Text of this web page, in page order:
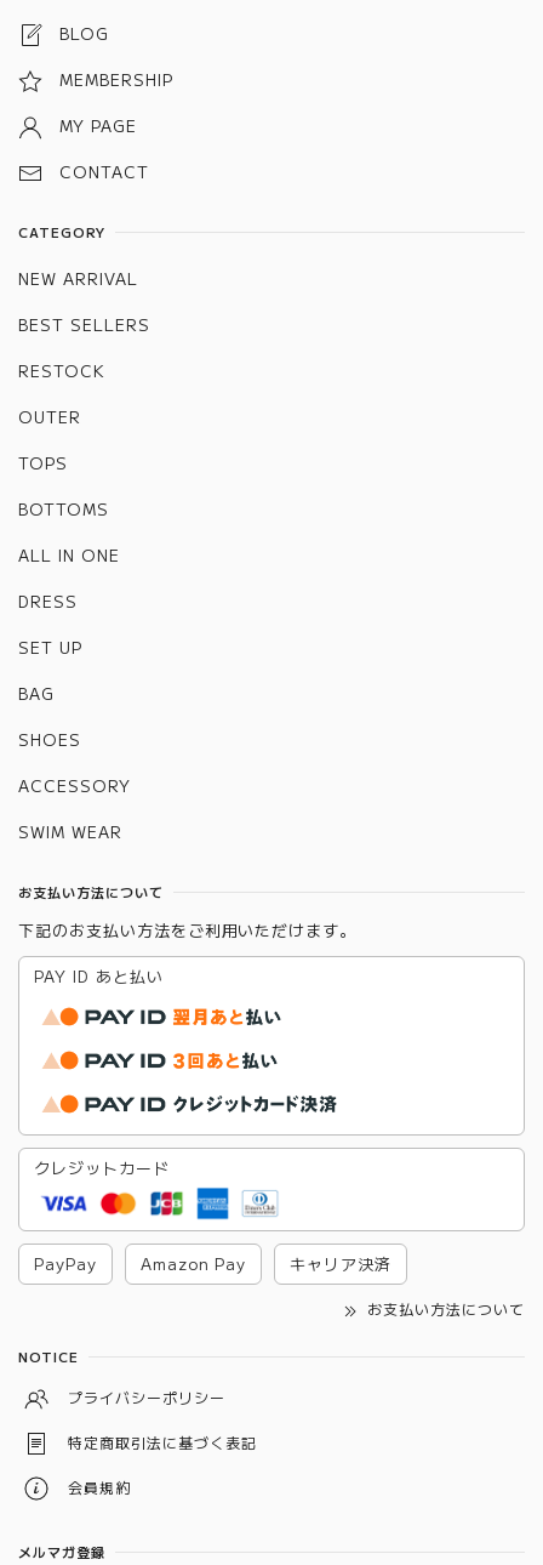
BLOG
MEMBERSHIP
MY PAGE
CONTACT
CATEGORY
NEW ARRIVAL
BEST SELLERS
RESTOCK
OUTER
TOPS
BOTTOMS
ALL IN ONE
DRESS
SET UP
BAG
SHOES
ACCESSORY
SWIM WEAR
お支払い方法について
下記のお支払い方法をご利用いただけます。
PAY ID あと払い
クレジットカード
PayPay Amazon Pay キャリア決済
お支払い方法について
NOTICE
プライバシーポリシー
特定商取引法に基づく表記
会員規約
メルマガ登録